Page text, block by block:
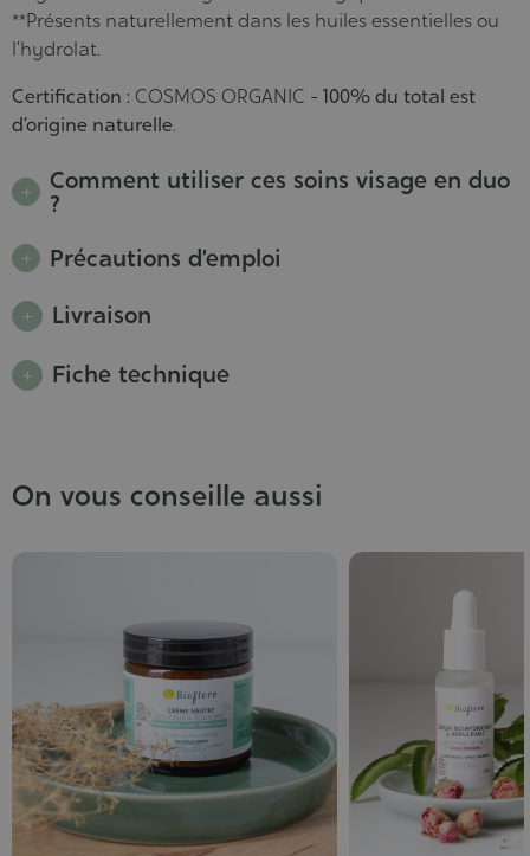
**Présents naturellement dans les huiles essentielles ou
l’hydrolat.
Certification : COSMOS ORGANIC - 100% du total est
d’origine naturelle.
Comment utiliser ces soins visage en duo
?
Précautions d’emploi
Livraison
Fiche technique
On vous conseille aussi